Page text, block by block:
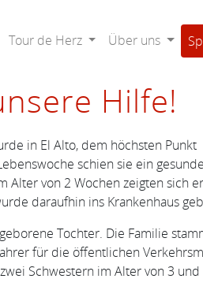
Tour de Herz Über uns
Hilfe!
in El Alto, dem höchsten Punkt
schien sie ein
Alter von 2 Wochen zeigten sich
daraufhin ins Krankenhaus
Tochter. Die Familie
für die öffentlichen
Schwestern im Alter von 3 und